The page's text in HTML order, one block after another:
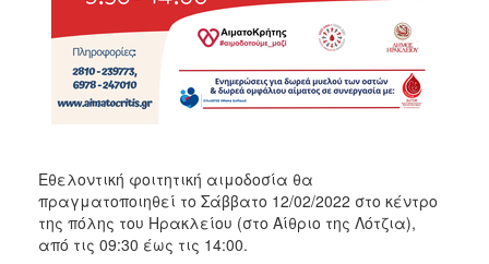
Εθελοντική φοιτητική αιμοδοσία θα
πραγματοποιηθεί το Σάββατο 12/02/2022 στο κέντρο
της πόλης του Ηρακλείου (στο Αίθριο της Λότζια),
από τις 09:30 έως τις 14:00.